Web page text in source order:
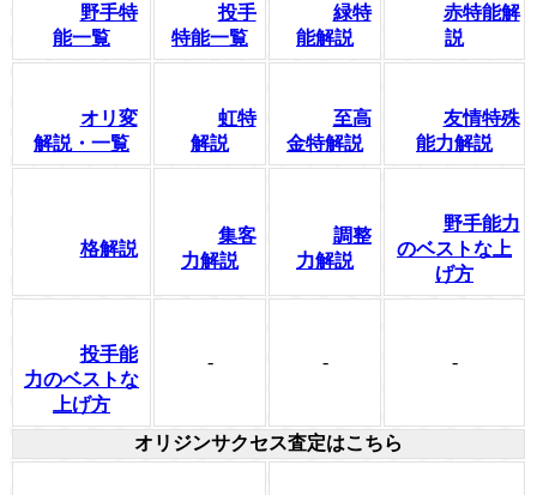
野手特
能一覧
投手
特能一覧
緑特
能解説
赤特能解
説
オリ変
解説・一覧
虹特
解説
至高
金特解説
友情特殊
能力解説
格解説
集客
力解説
調整
力解説
野手能力
のベストな上
げ方
投手能
力のベストな
上げ方
- - -
オリジンサクセス査定はこちら